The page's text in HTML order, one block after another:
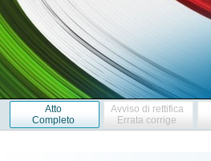
Atto
Completo
Avviso di rettifica
Errata corrige